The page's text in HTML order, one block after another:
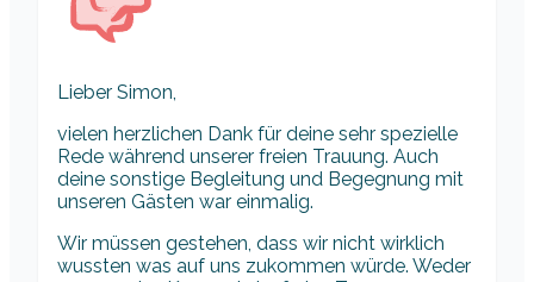
Lieber Simon,
vielen herzlichen Dank für deine sehr spezielle
Rede während unserer freien Trauung. Auch
deine sonstige Begleitung und Begegnung mit
unseren Gästen war einmalig.
Wir müssen gestehen, dass wir nicht wirklich
wussten was auf uns zukommen würde. Weder